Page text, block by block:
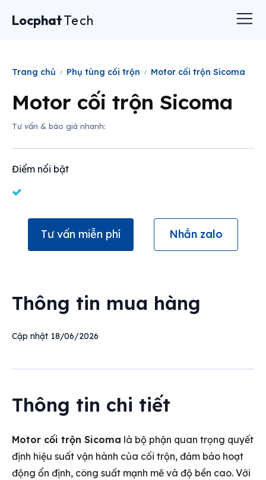
LocphatTech
Trang chủ Phụ tùng cối trộn Motor cối trộn Sicoma
Motor cối trộn Sicoma
Tư vấn & báo giá nhanh:
Điểm nổi bật
Tư vấn miễn phí Nhắn zalo
Thông tin mua hàng
Cập nhật 18/06/2026
Thông tin chi tiết
Motor cối trộn Sicoma là bộ phận quan trọng quyết
định hiệu suất vận hành của cối trộn, đảm bảo hoạt
động ổn định, công suất mạnh mẽ và độ bền cao. Với